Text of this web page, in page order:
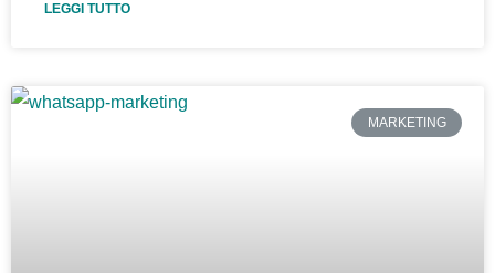
LEGGI TUTTO
MARKETING